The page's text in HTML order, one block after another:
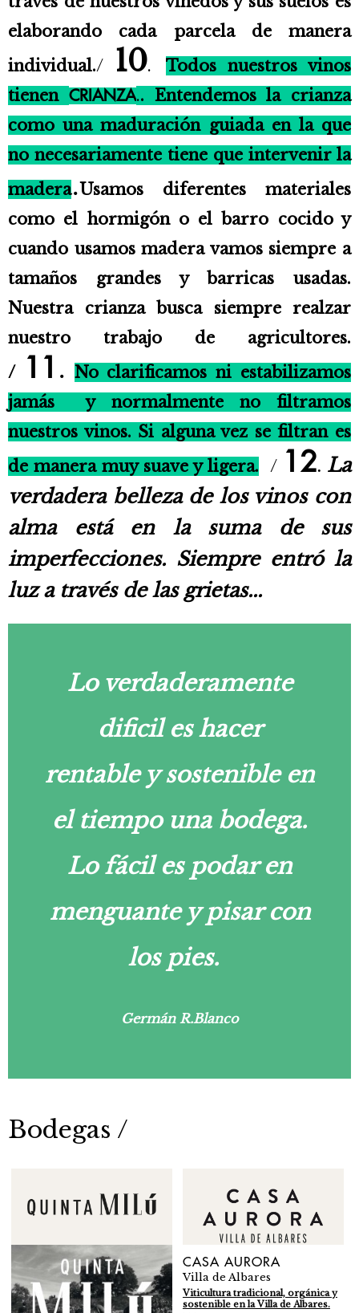
elaborando cada parcela de manera
individual./ 10.
Todos nuestros vinos
tienen CRIANZA.. Entendemos la crianza
como una maduración guiada en la que
no necesariamente tiene que intervenir la
madera.Usamos diferentes materiales
como el hormigón o el barro cocido y
cuando usamos madera vamos siempre a
tamaños grandes y barricas usadas.
Nuestra crianza busca siempre realzar
nuestro trabajo de agricultores.
/
11 . No clarificamos ni estabilizamos
jamás y normalmente no filtramos
nuestros vinos. Si alguna vez se filtran es
de manera muy suave y ligera.
/ 12. La
verdadera belleza de los vinos con
alma está en la suma de sus
imperfecciones. Siempre entró la
luz a través de las grietas...
Lo verdaderamente
dificil es hacer
rentable y sostenible en
el tiempo una bodega.
Lo fácil es podar en
menguante y pisar con
los pies.
Germán R.Blanco
Bodegas /
CASA AURORA
Villa de Albares
Viticultura tradicional, orgánica y
sostenible en la Villa de Albares.